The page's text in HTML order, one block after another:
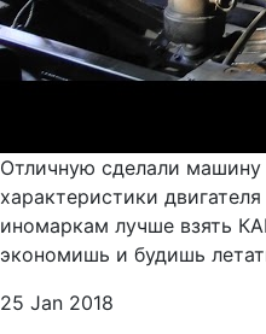
Отличную сделали
характеристики
иномаркам лучше взять
экономишь и будишь
25 Jan 2018